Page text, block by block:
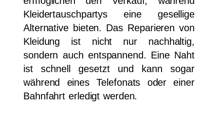
Kleidertauschpartys eine gesellige
Alternative bieten. Das Reparieren von
Kleidung ist nicht nur nachhaltig,
sondern auch entspannend. Eine Naht
ist schnell gesetzt und kann sogar
während eines Telefonats oder einer
Bahnfahrt erledigt werden.